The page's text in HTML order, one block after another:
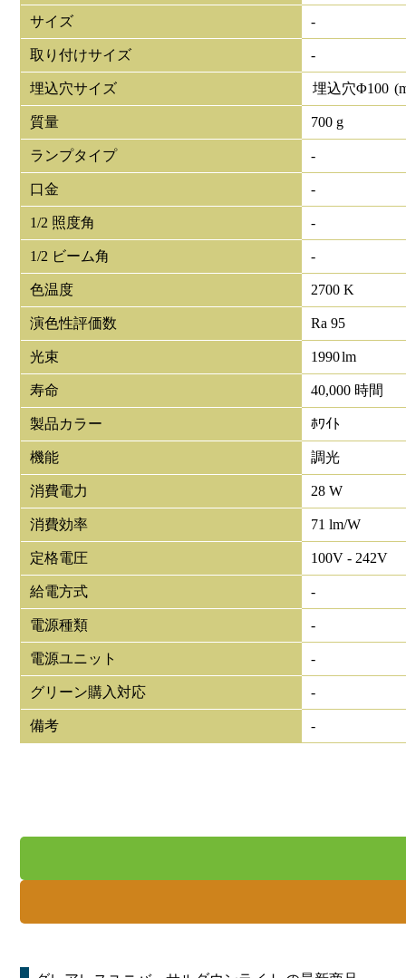
サイズ -
取り付けサイズ -
埋込穴サイズ 埋込穴Φ100
質量 700 g
ランプタイプ -
口金 -
1/2 照度角 -
1/2 ビーム角 -
色温度 2700 K
演色性評価数 Ra 95
光束 1990lm
寿命 40,000 時間
製品カラー ﾎﾜｲﾄ
機能 調光
消費電力 28 W
消費効率 71 lm/W
定格電圧 100V - 242V
給電方式 -
電源種類 -
電源ユニット -
グリーン購入対応 -
備考 -